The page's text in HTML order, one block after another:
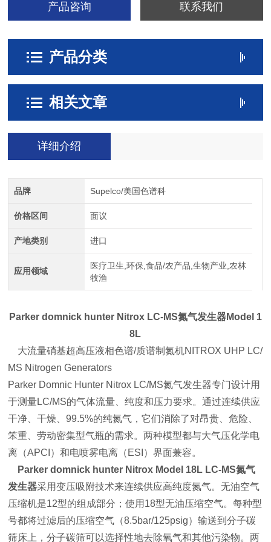
产品咨询 联系我们
产品分类
相关文章
详细介绍
品牌 Supelco/美国色谱科
价格区间 面议
产地类别 进口
应用领域
医疗卫生,环保,食品/农产品,生物产业,农林
牧渔
Parker domnick hunter Nitrox LC-MS氮气发生器Model 1
8L
大流量硝基超高压液相色谱/质谱制氮机NITROX UHP LC/
MS Nitrogen Generators
Parker Domnic Hunter Nitrox LC/MS氮气发生器专门设计用
于测量LC/MS的气体流量、纯度和压力要求。通过连续供应
干净、干燥、99.5%的纯氮气，它们消除了对昂贵、危险、
笨重、劳动密集型气瓶的需求。两种模型都与大气压化学电
离（APCI）和电喷雾电离（ESI）界面兼容。
Parkerdomnick hunter Nitrox Model 18L LC-MS氮气
发生器采用变压吸附技术来连续供应高纯度氮气。无油空气
压缩机是12型的组成部分；使用18型无油压缩空气。每种型
号都将过滤后的压缩空气（8.5bar/125psig）输送到分子碳
筛床上，分子碳筛可以选择性地去除氧气和其他污染物。两